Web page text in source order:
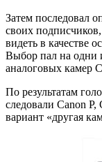
Затем последовал
своих
видеть в качестве
Выбор пал на одни
аналоговых камер
По результатам
следовали Canon
вариант «другая